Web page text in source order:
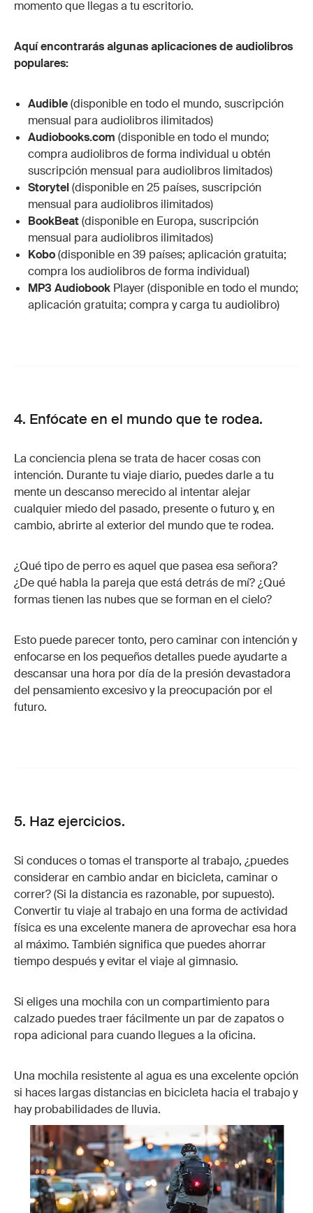
momento que llegas a tu escritorio.
Aquí encontrarás algunas aplicaciones de audiolibros
populares:
Audible(disponible en todo el mundo, suscripción
mensual para audiolibros ilimitados)
Audiobooks.com (disponible en todo el mundo;
compra audiolibros de forma individual u obtén
suscripción mensual para audiolibros limitados)
Storytel(disponible en 25 países, suscripción
mensual para audiolibros ilimitados)
BookBeat(disponible en Europa, suscripción
mensual para audiolibros ilimitados)
Kobo(disponible en 39 países; aplicación gratuita;
compra los audiolibros de forma individual)
MP3 Audiobook Player (disponible en todo el mundo;
aplicación gratuita; compra y carga tu audiolibro)
4. Enfócate en el mundo que te rodea.
La conciencia plena se trata de hacer cosas con
intención. Durante tu viaje diario, puedes darle a tu
mente un descanso merecido al intentar alejar
cualquier miedo del pasado, presente o futuro y, en
cambio, abrirte al exterior del mundo que te rodea.
¿Qué tipo de perro es aquel que pasea esa señora?
¿De qué habla la pareja que está detrás de mí? ¿Qué
formas tienen las nubes que se forman en el cielo?
Esto puede parecer tonto, pero caminar con intención y
enfocarse en los pequeños detalles puede ayudarte a
descansar una hora por día de la presión devastadora
del pensamiento excesivo y la preocupación por el
futuro.
5. Haz ejercicios.
Si conduces o tomas el transporte al trabajo, ¿puedes
considerar en cambio andar en bicicleta, caminar o
correr? (Si la distancia es razonable, por supuesto).
Convertir tu viaje al trabajo en una forma de actividad
física es una excelente manera de aprovechar esa hora
al máximo. También significa que puedes ahorrar
tiempo después y evitar el viaje al gimnasio.
Si eliges una mochila con un compartimiento para
calzado puedes traer fácilmente un par de zapatos o
ropa adicional para cuando llegues a la oficina.
Una mochila resistente al agua es una excelente opción
si haces largas distancias en bicicleta hacia el trabajo y
hay probabilidades de lluvia.